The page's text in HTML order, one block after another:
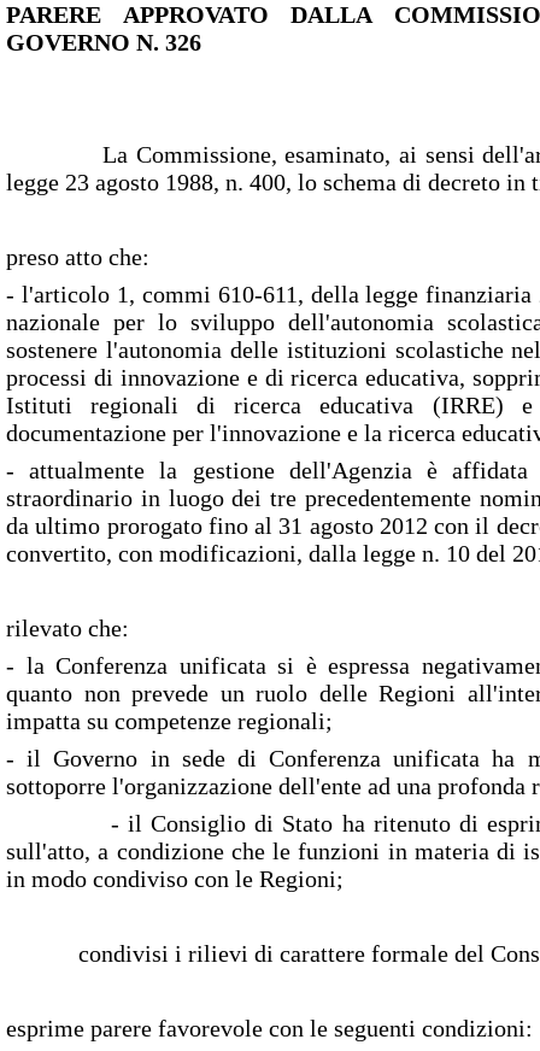
PARERE APPROVATO DALLA
GOVERNO N. 326
La Commissione, esaminato, ai sensi
legge 23 agosto 1988, n. 400, lo schema di decreto in
preso atto che:
- l'articolo 1, commi 610-611, della legge
nazionale per lo sviluppo dell'autonomia
sostenere l'autonomia delle istituzioni scolastiche
processi di innovazione e di ricerca educativa,
Istituti regionali di ricerca educativa (IRRE)
documentazione per l'innovazione e la ricerca
- attualmente la gestione dell'Agenzia è
straordinario in luogo dei tre precedentemente
da ultimo prorogato fino al 31 agosto 2012 con il
convertito, con modificazioni, dalla legge n. 10 del
rilevato che:
- la Conferenza unificata si è espressa
quanto non prevede un ruolo delle Regioni
impatta su competenze regionali;
- il Governo in sede di Conferenza unificata ha
sottoporre l'organizzazione dell'ente ad una profonda
- il Consiglio di Stato ha ritenuto di
sull'atto, a condizione che le funzioni in materia di
in modo condiviso con le Regioni;
condivisi i rilievi di carattere formale del
esprime parere favorevole con le seguenti condizioni: